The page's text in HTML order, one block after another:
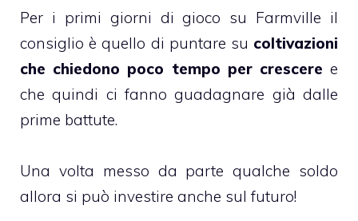
Per i primi giorni di gioco su Farmville il
consiglio è quello di puntare su coltivazioni
che chiedono poco tempo per crescere e
che quindi ci fanno guadagnare già dalle
prime battute.
Una volta messo da parte qualche soldo
allora si può investire anche sul futuro!